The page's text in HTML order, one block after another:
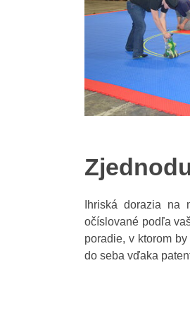
Ihriská dorazia
očíslované podľa
poradie, v ktorom
do seba vďaka